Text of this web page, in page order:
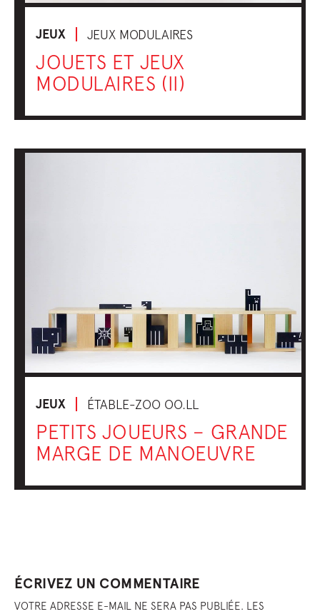
JEUX JEUX MODULAIRES
JOUETS ET JEUX
MODULAIRES (II)
JEUX ÉTABLE-ZOO OO.LL
PETITS JOUEURS – GRANDE
MARGE DE MANOEUVRE
ÉCRIVEZ UN COMMENTAIRE
VOTRE ADRESSE E-MAIL NE SERA PAS PUBLIÉE. LES